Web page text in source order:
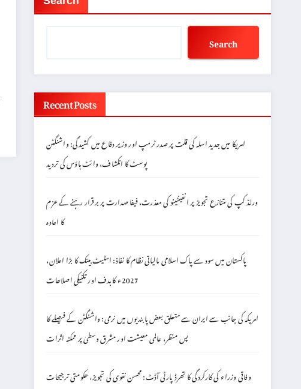
Search
Recent Posts
امریکا میں جدید اسلہ کی قلت پر صدر ٹرمپ اور وزیر دفاع میں کشیدگی: واشنگٹن
پوسٹ کا انکشاف، وائٹ ہاؤس کی تردید
ورلڈ کپ کی متنازع تجویز پر انفینٹینو کی معذرت، فیفا صدارت پر برقرار رہنے کے عزم
کا اعادہ
پاکستان میں سود سے پاک اسلامی مالیاتی نظام کا نفاذ: اسٹیٹ بینک کا بڑا اعلان،
2027ء کا ہدف اور تکنیکی اصلاحات
امریکہ کی جانب سے ایران سے متعلق بعض پابندیوں میں نرمی: واشنگٹن کے فیصلے کا
پس منظر، عالمی معیشت اور مشرق وسطیٰ پر ممکنہ اثرات
وفاقی وزراء کی کارکردگی کا تھرڈ پارٹی آڈٹ: محسن نقوی کی تجویز، حکومتی ترجیحات